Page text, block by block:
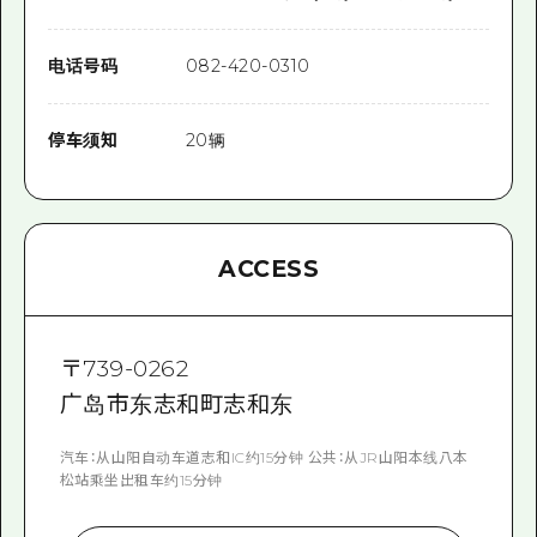
电话号码 082-420-0310
停车须知 20辆
ACCESS
〒739-0262
广岛市东志和町志和东
汽车：从山阳自动车道志和IC约15分钟 公共：从JR山阳本线八本
松站乘坐出租车约15分钟